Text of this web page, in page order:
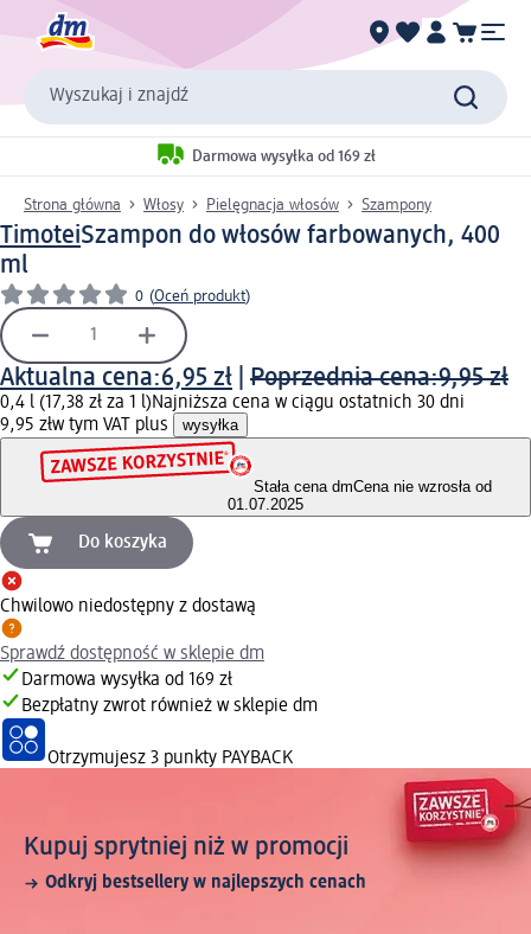
Wyszukaj i znajdź
Darmowa wysyłka od 169 zł
Strona główna Włosy Pielęgnacja włosów Szampony
TimoteiSzampon do włosów farbowanych, 400
ml
0 (Oceń produkt)
Aktualna cena:6,95 zł Poprzednia cena:9,95 zł
0,4 l (17,38 zł za 1 l)Najniższa cena w ciągu ostatnich 30 dni
9,95 złw tym VAT plus wysyłka
Stała cena dmCena nie wzrosła od
01.07.2025
Do koszyka
Chwilowo niedostępny z dostawą
Sprawdź dostępność w sklepie dm
Darmowa wysyłka od 169 zł
Bezpłatny zwrot również w sklepie dm
Otrzymujesz 3 punkty PAYBACK
Kupuj sprytniej niż w promocji
Odkryj bestsellery w najlepszych cenach